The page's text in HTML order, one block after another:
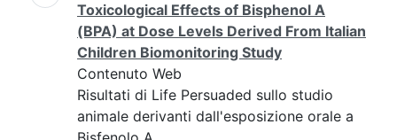
Toxicological Effects of Bisphenol A
(BPA) at Dose Levels Derived From Italian
Children Biomonitoring Study
Contenuto Web
Risultati di Life Persuaded sullo studio
animale derivanti dall'esposizione orale a